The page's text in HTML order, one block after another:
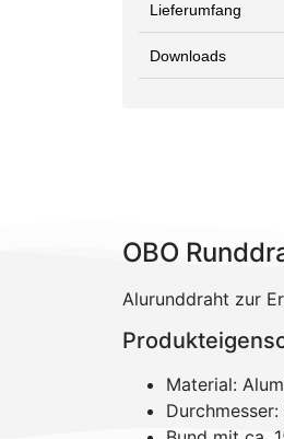
Lieferumfang
Downloads
OBO
Alurunddraht zur
Material: